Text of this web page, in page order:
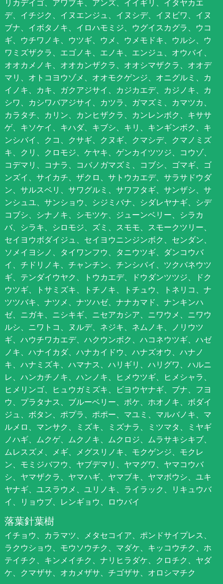
リカデイゴ、アワブキ、アンズ、イイギリ、イタヤカエ
デ、イチジク、イヌエンジュ、イヌシデ、イヌビワ、イヌ
ブナ、イボタノキ、イロハモミジ、ウグイスカグラ、ウコ
ギ、ウチワノキ、ウツギ、ウメ、ウメモドキ、ウルシ、ウ
ワミズザクラ、エゴノキ、エノキ、エンジュ、オウバイ、
オオカメノキ、オオカンザクラ、オオシマザクラ、オオデ
マリ、オトコヨウゾメ、オオモクゲンジ、オニグルミ、カ
イノキ、カキ、ガクアジサイ、カジカエデ、カジノキ、カ
シワ、カシワバアジサイ、カツラ、ガマズミ、カマツカ、
カラタチ、カリン、カンヒザクラ、カンレンボク、キササ
ゲ、キソケイ、キハダ、キブシ、キリ、キンギンボク、キ
ンシバイ、クコ、クサギ、クヌギ、クマシデ、クマノミズ
キ、クリ、クロモジ、ケヤキ、ゲンカイツツジ、コウゾ、
コデマリ、コナラ、コバノガマズミ、コブシ、ゴマギ、ゴ
ンズイ、サイカチ、ザクロ、サトウカエデ、サラサドウダ
ン、サルスベリ、サワグルミ、サワフタギ、サンザシ、サ
ンシュユ、サンショウ、シジミバナ、シダレヤナギ、シデ
コブシ、シナノキ、シモツケ、ジューンベリー、シラカ
バ、シラキ、シロモジ、ズミ、スモモ、スモークツリー、
セイヨウボダイジュ、セイヨウニンジンボク、センダン、
ソメイヨシノ、タイワンフウ、タニウツギ、ダンコウバ
イ、チドリノキ、チャンチン、チンシバイ、ツクバネウツ
ギ、テンダイウヤク、トウカエデ、ドウダンツツジ、ドク
ウツギ、トサミズキ、トチノキ、トチュウ、トネリコ、ナ
ツツバキ、ナツメ、ナツハゼ、ナナカマド、ナンキンハ
ゼ、ニガキ、ニシキギ、ニセアカシア、ニワウメ、ニワウ
ルシ、ニワトコ、ヌルデ、ネジキ、ネムノキ、ノリウツ
ギ、ハウチワカエデ、ハクウンボク、ハコネウツギ、ハゼ
ノキ、ハナイカダ、ハナカイドウ、ハナズオウ、ハナノ
キ、ハナミズキ、ハマナス、ハリギリ、ハリグワ、ハルニ
レ、ハンカチノキ、ハンノキ、ヒメウツギ、ヒメシャラ、
ヒメリンゴ、ヒュウガミズキ、ビヨウヤナギ、ブナ、フヨ
ウ、プラタナス、ブルーベリー、ボケ、ホオノキ、ボダイ
ジュ、ボタン、ポプラ、ポポー、マユミ、マルバノキ、マ
ルメロ、マンサク、ミズキ、ミズナラ、ミツマタ、ミヤギ
ノハギ、ムクゲ、ムクノキ、ムクロジ、ムラサキシキブ、
ムレスズメ、メギ、メグスリノキ、モクゲンジ、モクレ
ン、モミジバフウ、ヤブデマリ、ヤマグワ、ヤマコウバ
シ、ヤマザクラ、ヤマハギ、ヤマブキ、ヤマボウシ、ユキ
ヤナギ、ユスラウメ、ユリノキ、ライラック、リキュウバ
イ、リョウブ、レンギョウ、ロウバイ
落葉針葉樹
イチョウ、カラマツ、メタセコイア、ポンドサイプレス、
ラクウショウ、モウソウチク、マダケ、キッコウチク、ホ
テイチク、キンメイチク、ナリヒラダケ、クロチク、ヤダ
ケ、クマザサ、オカメザサ、チゴザサ、オロシマチク